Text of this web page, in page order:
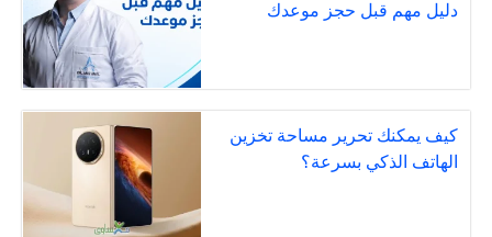
دليل مهم قبل حجز موعدك
كيف يمكنك تحرير مساحة تخزين
الهاتف الذكي بسرعة؟